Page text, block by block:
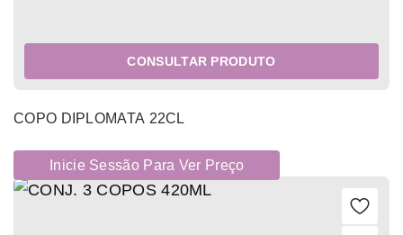
CONSULTAR PRODUTO
COPO DIPLOMATA 22CL
Inicie Sessão Para Ver Preço